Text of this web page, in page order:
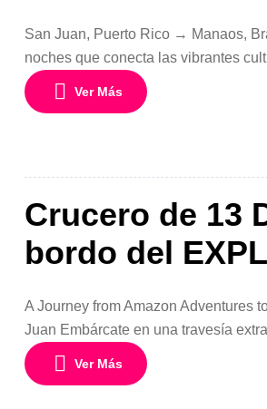
San Juan, Puerto Rico → Manaos,
noches que conecta las vibrantes
exclusivo EXPLORA I, vivirás una
Ver Más
Crucero de 13
bordo del
A Journey from Amazon Adventures
Juan Embárcate en una travesía
inmensidad de la Amazonía y las
Ver Más